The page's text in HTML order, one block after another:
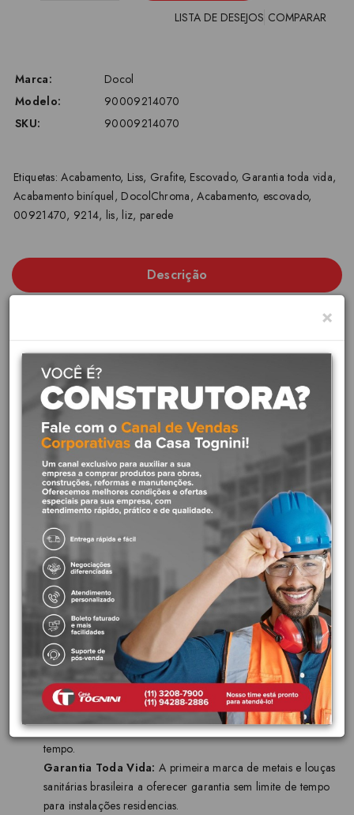
LISTA DE DESEJOS COMPARAR
Marca:
Docol
Modelo:
90009214070
SKU:
90009214070
Etiquetas:Acabamento, Liss, Grafite, Escovado, Garantia toda vida,
Acabamento biníquel, DocolChroma,Acabamento, escovado,
00921470, 9214, lis, liz, parede
Descrição
Docol - Linha LISS
O principal diferencial da linha Liss é o seu desenho clássico, com
traços atuais e suaves para os dias de hoje. Ideal para lavabos e
banheiros, esse acabamento para registro possui a qualidade e
confiança da nossa Garantia Toda Vida. Por ter a forma de um
cubo, torna-se uma peça ao mesmo tempo lúdica e funcional.
Diferenciais do produto:
Design clássico com toque moderno:Traços delicados
e fluidos, que revisitam e atualizam referências clássicas,
garantem um visual moderno e em sintonia com a atualidade.
Docol Chroma:
Acabamentos feitos com tecnologia de
ponta, que revelam a beleza e a pureza das cores dos metais
nobres.
Acabamento escovado:Peça delicadamente escovada, o
que proporciona elegância e o mais perfeito acabamento.
Acabamento mais duradouro:
Acabamento cromado
biníquel de alta durabilidade e maior resistência à corrosão.
Conserva a beleza e o brilho do produto por muito mais
tempo.
Garantia Toda Vida: A primeira marca de metais e louças
sanitárias brasileira a oferecer garantia sem limite de tempo
para instalações residencias.
×